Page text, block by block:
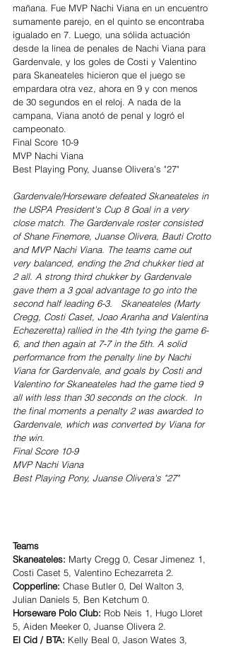
mañana. Fue MVP Nachi Viana en un encuentro
sumamente parejo, en el quinto se encontraba
igualado en 7. Luego, una sólida actuación
desde la línea de penales de Nachi Viana para
Gardenvale, y los goles de Costi y Valentino
para Skaneateles hicieron que el juego se
empardara otra vez, ahora en 9 y con menos
de 30 segundos en el reloj. A nada de la
campana, Viana anotó de penal y logró el
campeonato.
Final Score 10-9
MVP Nachi Viana
Best Playing Pony, Juanse Olivera's "27"
Gardenvale/Horseware defeated Skaneateles in
the USPA President's Cup 8 Goal in a very
close match. The Gardenvale roster consisted
of Shane Finemore, Juanse Olivera, Bauti Crotto
and MVP Nachi Viana. The teams came out
very balanced, ending the 2nd chukker tied at
2 all. A strong third chukker by Gardenvale
gave them a 3 goal advantage to go into the
second half leading 6-3.   Skaneateles (Marty
Cregg, Costi Caset, Joao Aranha and Valentina
Echezeretta) rallied in the 4th tying the game 6-
6, and then again at 7-7 in the 5th. A solid
performance from the penalty line by Nachi
Viana for Gardenvale, and goals by Costi and
Valentino for Skaneateles had the game tied 9
all with less than 30 seconds on the clock.  In
the final moments a penalty 2 was awarded to
Gardenvale, which was converted by Viana for
the win.
Final Score 10-9
MVP Nachi Viana
Best Playing Pony, Juanse Olivera's "27"
Teams
Skaneateles: Marty Cregg 0, Cesar Jimenez 1,
Costi Caset 5, Valentino Echezarreta 2.
Copperline: Chase Butler 0, Del Walton 3,
Julian Daniels 5, Ben Ketchum 0.
Horseware Polo Club: Rob Neis 1, Hugo Lloret
5, Aiden Meeker 0, Juanse Olivera 2.
El Cid / BTA: Kelly Beal 0, Jason Wates 3,